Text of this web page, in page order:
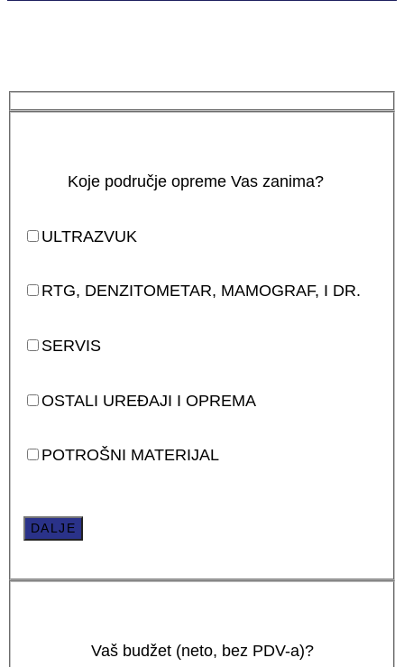
Koje područje opreme Vas zanima?
ULTRAZVUK
RTG, DENZITOMETAR, MAMOGRAF, I DR.
SERVIS
OSTALI UREĐAJI I OPREMA
POTROŠNI MATERIJAL
DALJE
Vaš budžet (neto, bez PDV-a)?